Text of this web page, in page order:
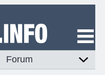
Forum